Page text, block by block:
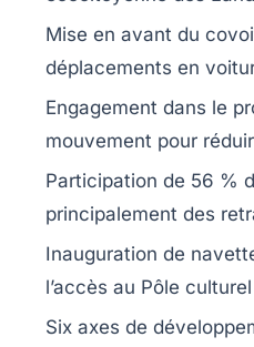
Mise en avant du
déplacements en
Engagement dans le
mouvement pour
Participation de 56 %
principalement des
Inauguration de
l’accès au Pôle
Six axes de